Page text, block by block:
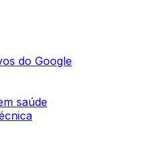
do Google
saúde